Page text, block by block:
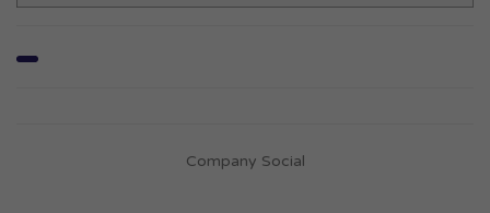
Company Social